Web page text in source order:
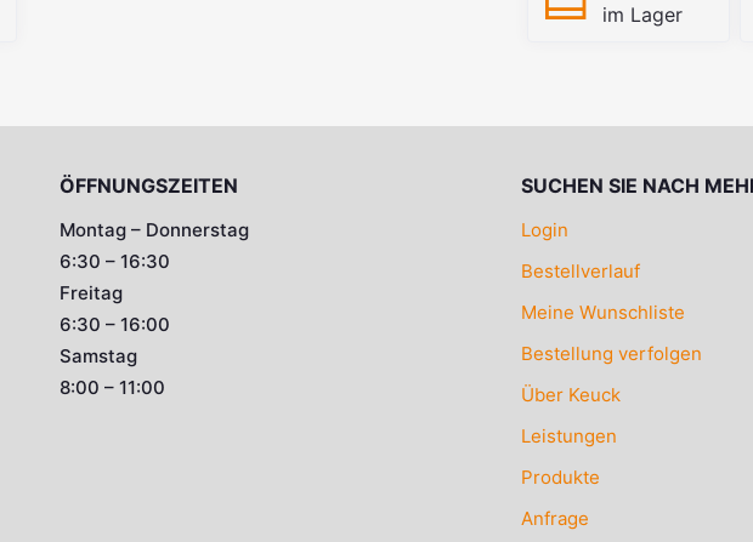
im Lager
ÖFFNUNGSZEITEN
Montag – Donnerstag
6:30 – 16:30
Freitag
6:30 – 16:00
Samstag
8:00 – 11:00
SUCHEN SIE NACH
Login
Bestellverlauf
Meine Wunschliste
Bestellung verfolgen
Über Keuck
Leistungen
Produkte
Anfrage